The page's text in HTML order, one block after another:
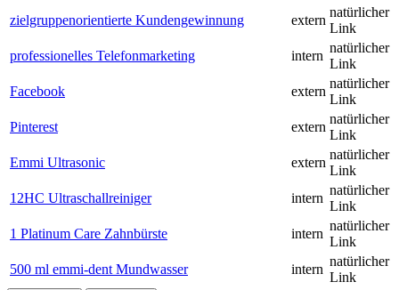
zielgruppenorientierte Kundengewinnung
extern
natürlicher
Link
professionelles Telefonmarketing
intern
natürlicher
Link
Facebook
extern
natürlicher
Link
Pinterest
extern
natürlicher
Link
Emmi Ultrasonic
extern
natürlicher
Link
12HC Ultraschallreiniger
intern
natürlicher
Link
1 Platinum Care Zahnbürste
intern
natürlicher
Link
500 ml emmi-dent Mundwasser
intern
natürlicher
Link